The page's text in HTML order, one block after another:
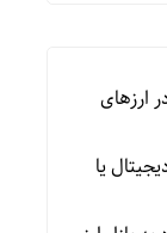
ارزهای
یا